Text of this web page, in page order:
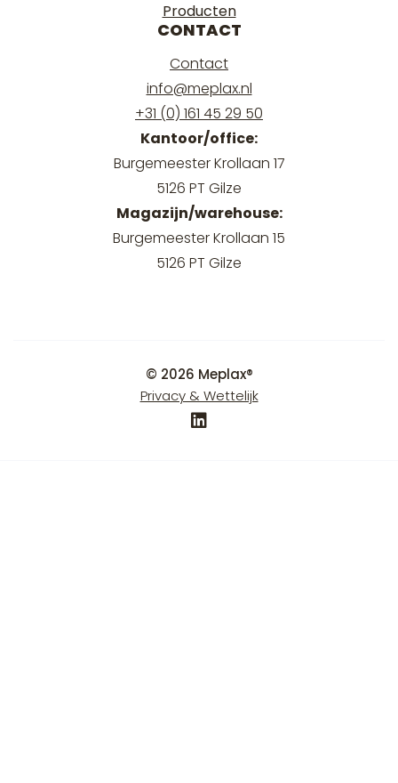
Producten
CONTACT
Contact
info@meplax.nl
+31 (0) 161 45 29 50
Kantoor/office:
Burgemeester Krollaan 17
5126 PT Gilze
Magazijn/warehouse:
Burgemeester Krollaan 15
5126 PT Gilze
© 2026 Meplax®
Privacy & Wettelijk